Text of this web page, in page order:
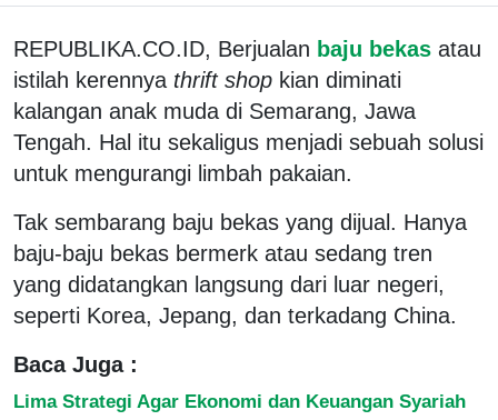
REPUBLIKA.CO.ID, Berjualan baju bekas atau
istilah kerennya thrift shop kian diminati
kalangan anak muda di Semarang, Jawa
Tengah. Hal itu sekaligus menjadi sebuah solusi
untuk mengurangi limbah pakaian.
Tak sembarang baju bekas yang dijual. Hanya
baju-baju bekas bermerk atau sedang tren
yang didatangkan langsung dari luar negeri,
seperti Korea, Jepang, dan terkadang China.
Baca Juga :
Lima Strategi Agar Ekonomi dan Keuangan Syariah